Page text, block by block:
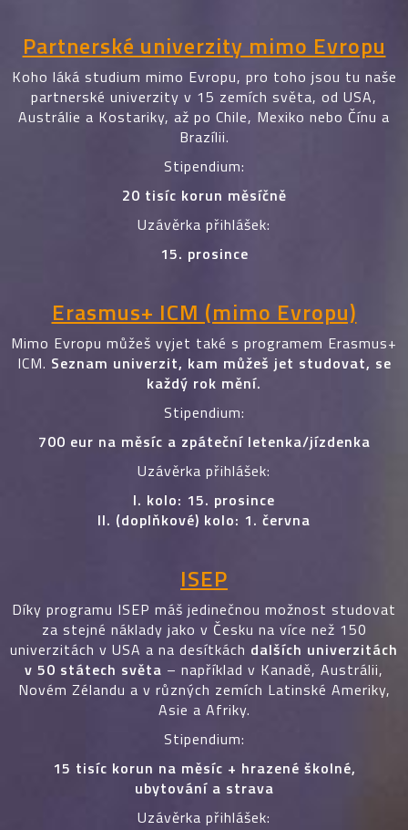
Partnerské univerzity mimo Evropu
Koho láká studium mimo Evropu, pro toho jsou tu naše
partnerské univerzity v 15 zemích světa, od USA,
Austrálie a Kostariky, až po Chile, Mexiko nebo Čínu a
Brazílii.
Stipendium:
20 tisíc korun měsíčně
Uzávěrka přihlášek:
15. prosince
Erasmus+ ICM (mimo Evropu)
Mimo Evropu můžeš vyjet také s programem Erasmus+
ICM. Seznam univerzit, kam můžeš jet studovat, se
každý rok mění.
Stipendium:
700 eur na měsíc a zpáteční letenka/jízdenka
Uzávěrka přihlášek:
I. kolo: 15. prosince
II. (doplňkové) kolo: 1. června
ISEP
Díky programu ISEP máš jedinečnou možnost studovat
za stejné náklady jako v Česku na více než 150
univerzitách v USA a na desítkách dalších univerzitách
v 50 státech světa – například v Kanadě, Austrálii,
Novém Zélandu a v různých zemích Latinské Ameriky,
Asie a Afriky.
Stipendium:
15 tisíc korun na měsíc + hrazené školné,
ubytování a strava
Uzávěrka přihlášek: